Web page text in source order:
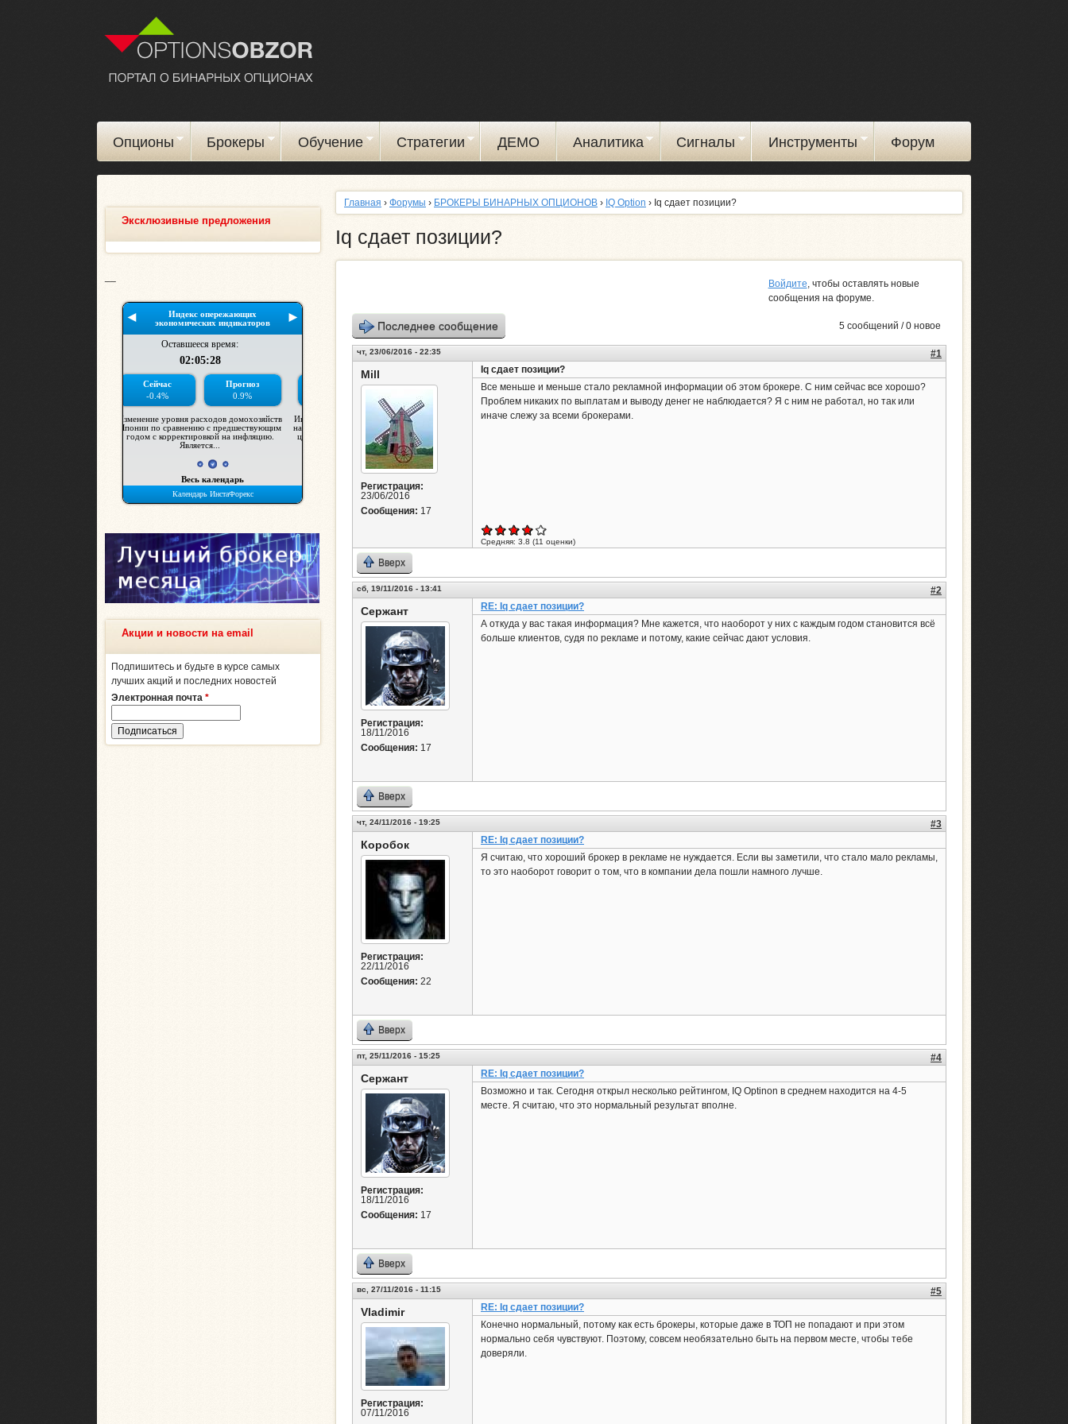
Опционы Брокеры Обучение Стратегии ДЕМО Аналитика Сигналы Инструменты Форум
Главная › Форумы › БРОКЕРЫ БИНАРНЫХ ОПЦИОНОВ › IQ Option › Iq сдает позиции?
Iq сдает позиции?
Войдите, чтобы оставлять новые
сообщения на форуме.
5 сообщений / 0 новое
Последнее сообщение
чт, 23/06/2016 - 22:35 #1
Mill
Регистрация:
23/06/2016
Сообщения: 17
Iq сдает позиции?
Все меньше и меньше стало рекламной информации об этом брокере. С ним сейчас все хорошо?
Проблем никаких по выплатам и выводу денег не наблюдается? Я с ним не работал, но так или
иначе слежу за всеми брокерами.
Средняя: 3.8 (11 оценки)
Вверх
сб, 19/11/2016 - 13:41 #2
Сержант
Регистрация:
18/11/2016
Сообщения: 17
RE: Iq сдает позиции?
А откуда у вас такая информация? Мне кажется, что наоборот у них с каждым годом становится всё
больше клиентов, судя по рекламе и потому, какие сейчас дают условия.
Вверх
чт, 24/11/2016 - 19:25 #3
Коробок
Регистрация:
22/11/2016
Сообщения: 22
RE: Iq сдает позиции?
Я считаю, что хороший брокер в рекламе не нуждается. Если вы заметили, что стало мало рекламы,
то это наоборот говорит о том, что в компании дела пошли намного лучше.
Вверх
пт, 25/11/2016 - 15:25 #4
Сержант
Регистрация:
18/11/2016
Сообщения: 17
RE: Iq сдает позиции?
Возможно и так. Сегодня открыл несколько рейтингом, IQ Optinon в среднем находится на 4-5
месте. Я считаю, что это нормальный результат вполне.
Вверх
вс, 27/11/2016 - 11:15 #5
Vladimir
Регистрация:
07/11/2016
RE: Iq сдает позиции?
Конечно нормальный, потому как есть брокеры, которые даже в ТОП не попадают и при этом
нормально себя чувствуют. Поэтому, совсем необязательно быть на первом месте, чтобы тебе
доверяли.
Эксклюзивные предложения
Акции и новости на email
Подпишитесь и будьте в курсе самых
лучших акций и последних новостей
Электронная почта *